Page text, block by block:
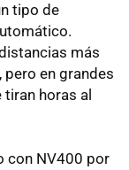
tipo de
más
en grandes
horas al
con NV400 por